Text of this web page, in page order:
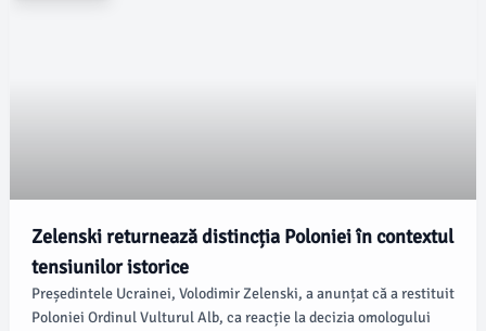
Zelenski returnează distincția Poloniei în contextul
tensiunilor istorice
Președintele Ucrainei, Volodimir Zelenski, a anunțat că a restituit
Poloniei Ordinul Vulturul Alb, ca reacție la decizia omologului